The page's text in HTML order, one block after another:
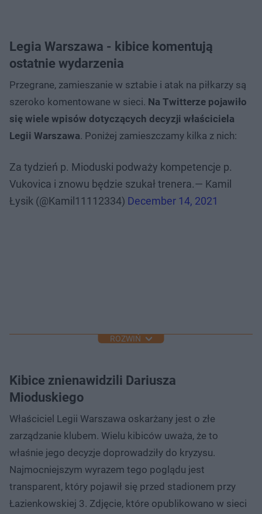
Legia Warszawa - kibice komentują
ostatnie wydarzenia
Przegrane, zamieszanie w sztabie i atak na piłkarzy są
szeroko komentowane w sieci. Na Twitterze pojawiło
się wiele wpisów dotyczących decyzji właściciela
Legii Warszawa. Poniżej zamieszczamy kilka z nich:
Za tydzień p. Mioduski podważy kompetencje p.
Vukovica i znowu będzie szukał trenera.— Kamil
Łysik (@Kamil11112334) December 14, 2021
ROZWIŃ
Kibice znienawidzili Dariusza
Mioduskiego
Właściciel Legii Warszawa oskarżany jest o złe
zarządzanie klubem. Wielu kibiców uważa, że to
właśnie jego decyzje doprowadziły do kryzysu.
Najmocniejszym wyrazem tego poglądu jest
transparent, który pojawił się przed stadionem przy
Łazienkowskiej 3. Zdjęcie, które opublikowano w sieci